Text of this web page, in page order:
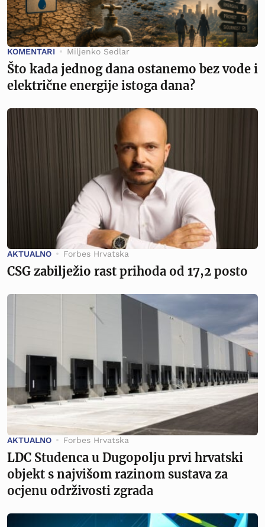
KOMENTARI Miljenko Sedlar
Što kada jednog dana ostanemo bez vode i
električne energije istoga dana?
AKTUALNO Forbes Hrvatska
CSG zabilježio rast prihoda od 17,2 posto
AKTUALNO Forbes Hrvatska
LDC Studenca u Dugopolju prvi hrvatski
objekt s najvišom razinom sustava za
ocjenu održivosti zgrada